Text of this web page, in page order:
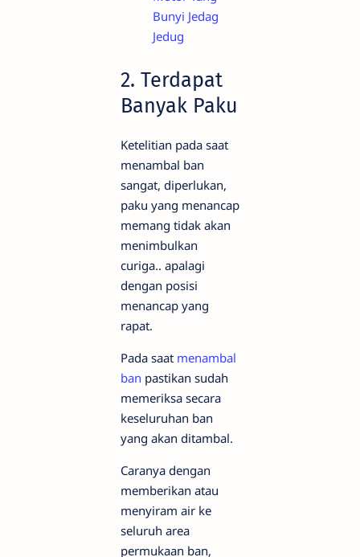
Bunyi Jedag
Jedug
2. Terdapat
Banyak Paku
Ketelitian pada saat
menambal ban
sangat, diperlukan,
paku yang menancap
memang tidak akan
menimbulkan
curiga.. apalagi
dengan posisi
menancap yang
rapat.
Pada saat menambal
ban pastikan sudah
memeriksa secara
keseluruhan ban
yang akan ditambal.
Caranya dengan
memberikan atau
menyiram air ke
seluruh area
permukaan ban,